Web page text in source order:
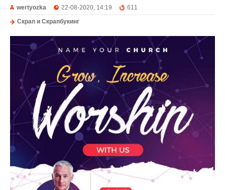
wertyozka 22-08-2020, 14:19
611
Скрап и Скрапбукинг